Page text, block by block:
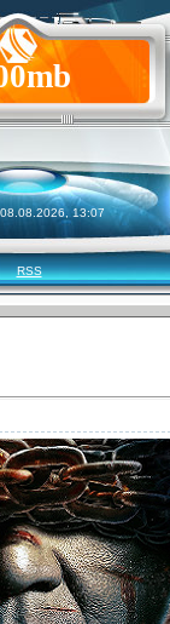
13:07
RSS